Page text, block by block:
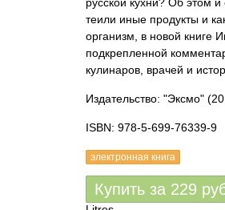
теили иные продукты и
организм, в новой книге
подкрепленной
кулинаров, врачей и
Издательство: "Эксмо"
ISBN: 978-5-699-76339-9
электронная книга
Купить за 229